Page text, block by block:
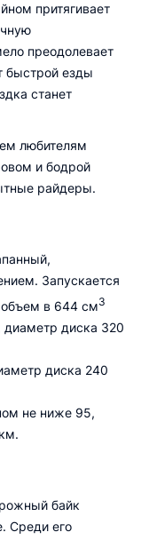
притягивает
преодолевает
быстрой езды
станет
любителям
и бодрой
райдеры.
Запускается
объем в 644 см3
диаметр диска 320
диска 240
не ниже 95,
байк
Среди его